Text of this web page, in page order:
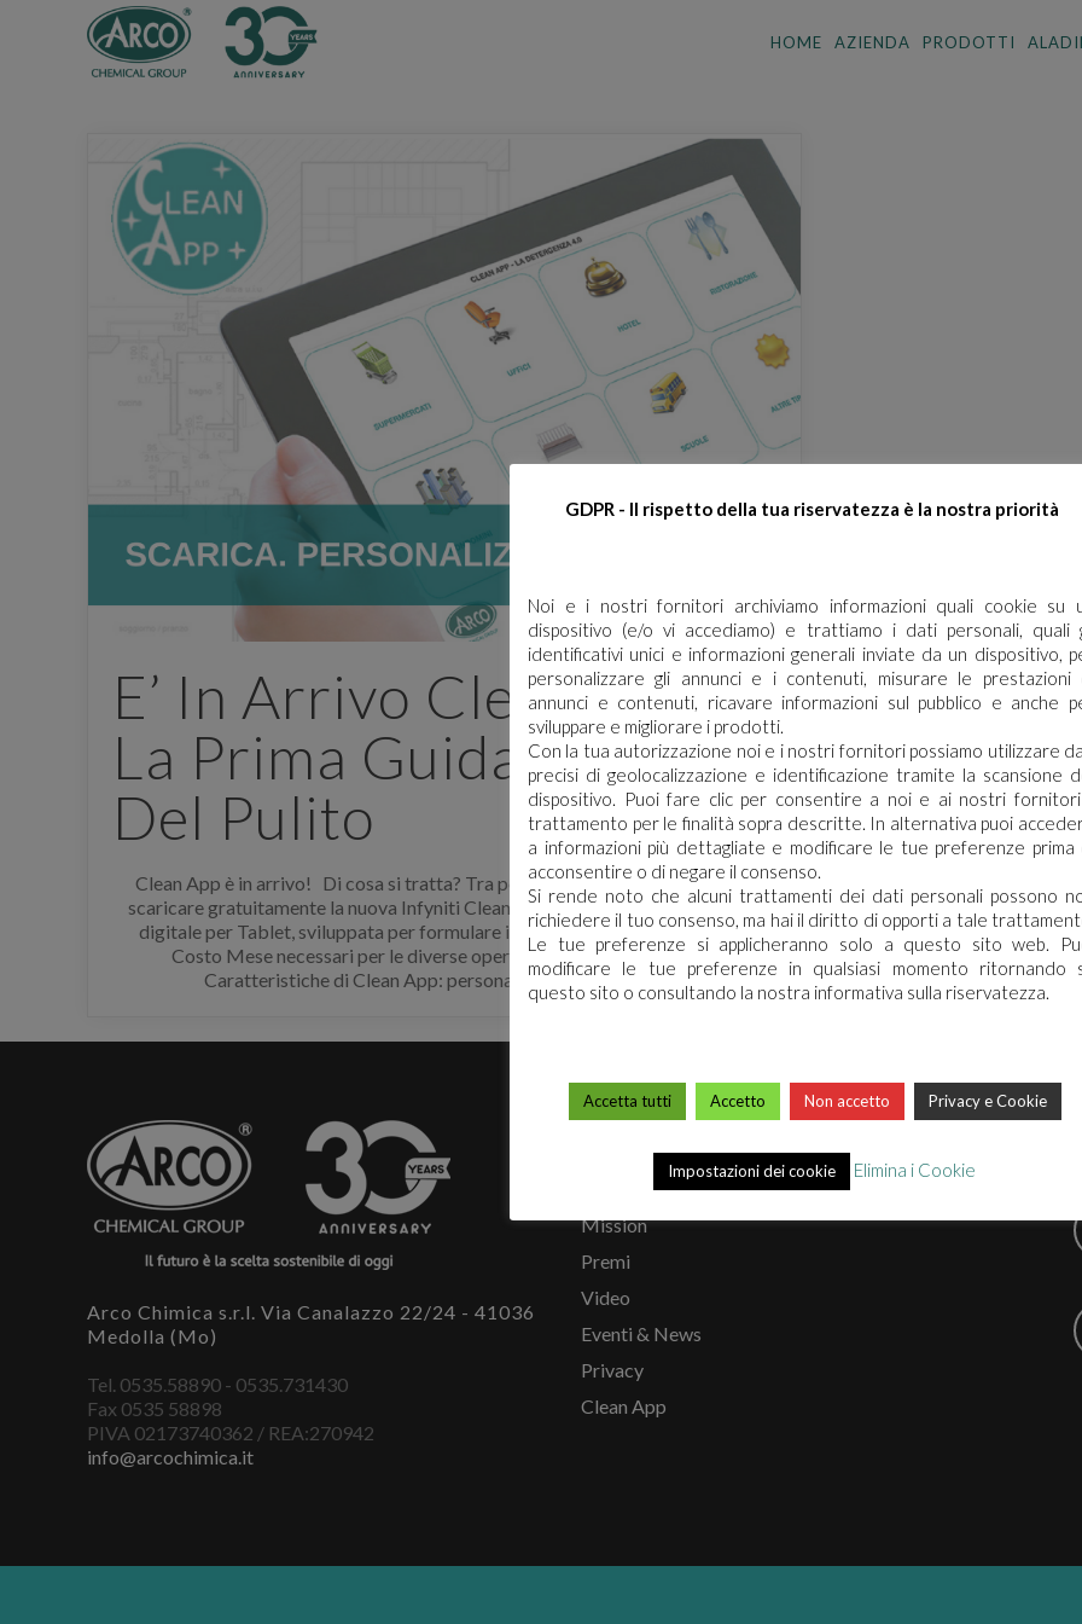
HOME AZIENDA PRODOTTI
E’ In Arrivo Clean App:
La Prima Guida Digitale
Del Pulito
Clean App è in arrivo! Di cosa si tratta? Tra pochissimi giorni sarà possibile
scaricare gratuitamente la nuova Infyniti Clean App di Arco Chimica. La guida
digitale per Tablet, sviluppata per formulare il fabbisogno di detergenti e il
Costo Mese necessari per le diverse operazioni di pulizia previste.
Caratteristiche di Clean App: personalizzazione a 360° […]
Arco Chimica s.r.l. Via Canalazzo 22/24 - 41036
Medolla (Mo)
Tel. 0535.58890 - 0535.731430
Fax 0535 58898
PIVA 02173740362 / REA:270942
info@arcochimica.it
ARCO CHIMICA
Chi siamo
Mission
Premi
Video
Eventi & News
Privacy
Clean App
GDPR - Il rispetto della tua riservatezza è la nostra priorità
Noi e i nostri fornitori archiviamo informazioni quali cookie su
dispositivo (e/o vi accediamo) e trattiamo i dati personali, quali
identificativi unici e informazioni generali inviate da un dispositivo,
personalizzare gli annunci e i contenuti, misurare le prestazioni
annunci e contenuti, ricavare informazioni sul pubblico e anche
sviluppare e migliorare i prodotti.
Con la tua autorizzazione noi e i nostri fornitori possiamo utilizzare
precisi di geolocalizzazione e identificazione tramite la scansione
dispositivo. Puoi fare clic per consentire a noi e ai nostri
trattamento per le finalità sopra descritte. In alternativa puoi
a informazioni più dettagliate e modificare le tue preferenze prima
acconsentire o di negare il consenso.
Si rende noto che alcuni trattamenti dei dati personali possono
richiedere il tuo consenso, ma hai il diritto di opporti a tale
Le tue preferenze si applicheranno solo a questo sito web.
modificare le tue preferenze in qualsiasi momento ritornando
questo sito o consultando la nostra informativa sulla riservatezza.
Accetta tutti Accetto Non accetto Privacy e Cookie
Impostazioni dei cookie Elimina i Cookie
E' necessario effettuare il login
Per scaricare le schede di sicurezza e le schede tecniche è necessario
accedere al portale. Se ancora non hai un account puoi effettuare la
registrazione del tuo profilo e ottenere le credenziali di accesso.
ACCEDI O REGISTRATI